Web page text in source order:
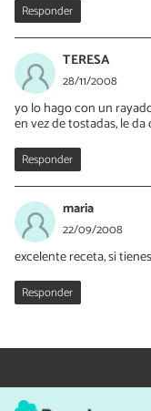
Responder
TERESA
28/11/2008
yo lo hago con un
en vez de tostadas, le
Responder
maria
22/09/2008
excelente receta, si
Responder